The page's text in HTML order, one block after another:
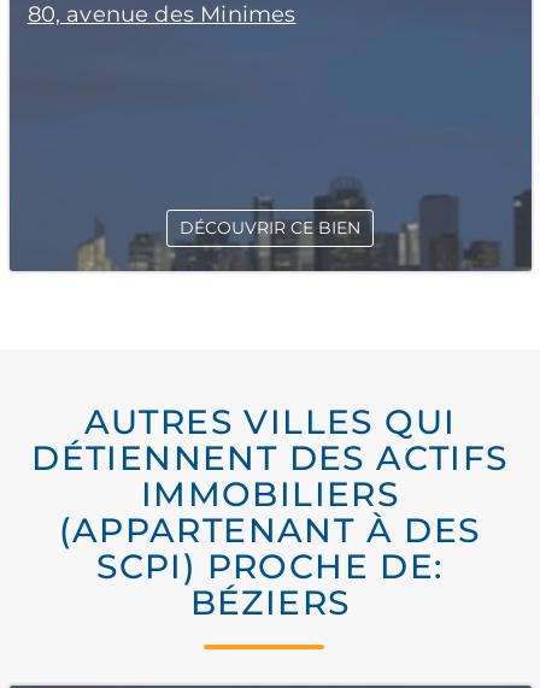
80, avenue des Minimes
DÉCOUVRIR CE BIEN
AUTRES VILLES QUI
DÉTIENNENT DES ACTIFS
IMMOBILIERS
(APPARTENANT À DES
SCPI) PROCHE DE:
BÉZIERS